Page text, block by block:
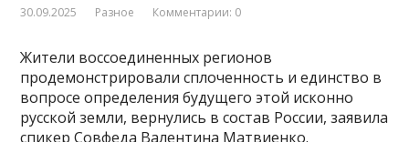
30.09.2025 Разное Комментарии: 0
Жители воссоединенных регионов
продемонстрировали сплоченность и единство в
вопросе определения будущего этой исконно
русской земли, вернулись в состав России, заявила
спикер Совфеда Валентина Матвиенко.